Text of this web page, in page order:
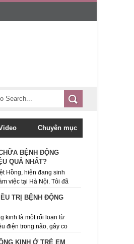
Chuyên mục
BỆNH ĐỘNG
QUẢ NHẤT?
Hồng, hiện đang sinh
việc tại Hà Nội. Tôi đã
TRỊ BỆNH ĐỘNG
kinh là một rối loạn từ
điện trong não, gây co
KINH Ở TRẺ EM